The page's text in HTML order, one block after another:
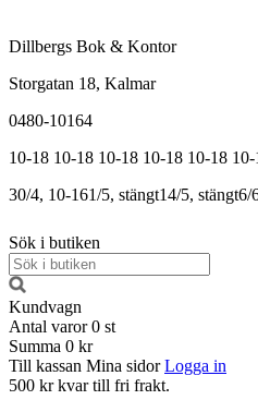
Dillbergs Bok & Kontor
Storgatan 18, Kalmar
0480-10164
10-18 10-18 10-18 10-18 10-18
30/4, 10-161/5, stängt14/5, stängt6/
Sök i butiken
Kundvagn
Antal varor 0 st
Summa 0 kr
Till kassan Mina sidor Logga in
500 kr kvar till fri frakt.